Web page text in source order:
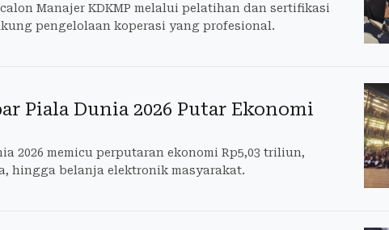
Manajer KDKMP melalui pelatihan dan sertifikasi
pengelolaan koperasi yang profesional.
Piala Dunia 2026 Putar Ekonomi
2026 memicu perputaran ekonomi Rp5,03 triliun,
hingga belanja elektronik masyarakat.